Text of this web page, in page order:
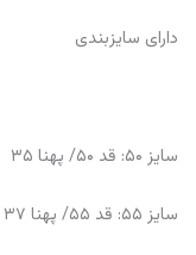
دارای سایزبندی
سایز ۵۰: قد ۵۰/ پهنا ۳۵
سایز ۵۵: قد ۵۵/ پهنا ۳۷